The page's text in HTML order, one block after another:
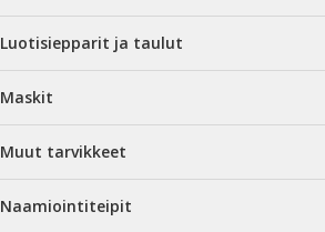
Luotisiepparit ja taulut
Maskit
Muut tarvikkeet
Naamiointiteipit